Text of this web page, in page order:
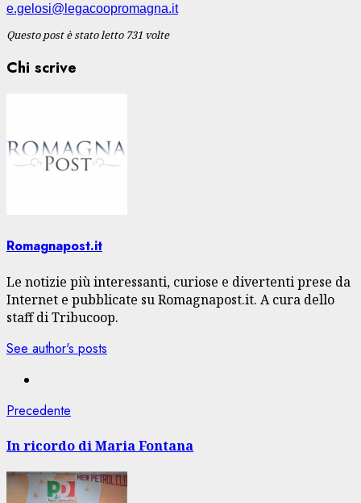
e.gelosi@legacoopromagna.it
Questo post è stato letto 731 volte
Chi scrive
Romagnapost.it
Le notizie più interessanti, curiose e divertenti prese da
Internet e pubblicate su Romagnapost.it. A cura dello
staff di Tribucoop.
See author's posts
Navigazione
articolo
Precedente
In ricordo di Maria Fontana